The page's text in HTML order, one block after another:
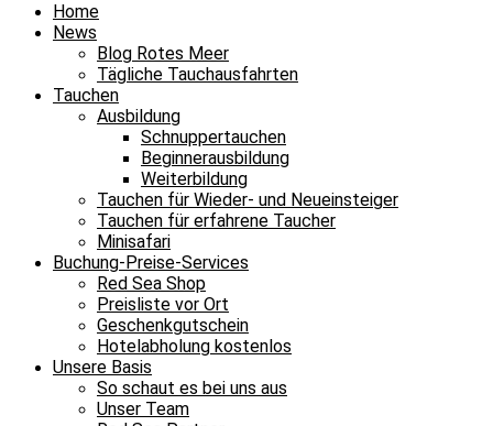
Home
News
Blog Rotes Meer
Tägliche Tauchausfahrten
Tauchen
Ausbildung
Schnuppertauchen
Beginnerausbildung
Weiterbildung
Tauchen für Wieder- und Neueinsteiger
Tauchen für erfahrene Taucher
Minisafari
Buchung-Preise-Services
Red Sea Shop
Preisliste vor Ort
Geschenkgutschein
Hotelabholung kostenlos
Unsere Basis
So schaut es bei uns aus
Unser Team